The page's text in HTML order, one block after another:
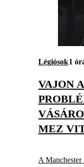
Légiósok1
VAJON
MEZ
A Manchester